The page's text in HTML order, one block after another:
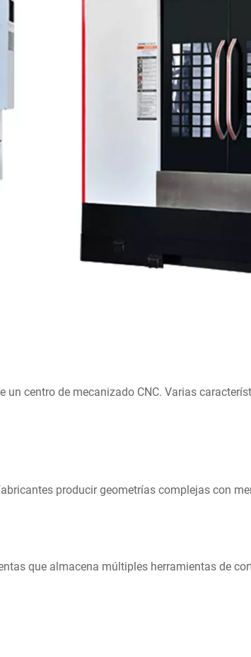
centro de mecanizado CNC. Varias
producir geometrías complejas con
que almacena múltiples herramientas de